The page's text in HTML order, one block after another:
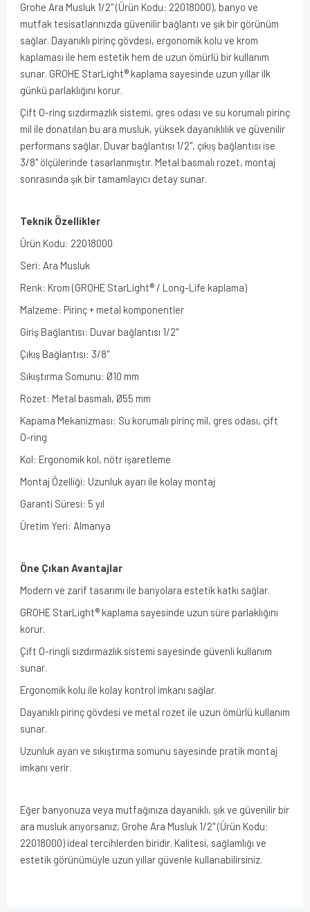
Grohe Ara Musluk 1/2" (Ürün Kodu: 22018000), banyo ve
mutfak tesisatlarınızda güvenilir bağlantı ve şık bir görünüm
sağlar. Dayanıklı pirinç gövdesi, ergonomik kolu ve krom
kaplaması ile hem estetik hem de uzun ömürlü bir kullanım
sunar. GROHE StarLight® kaplama sayesinde uzun yıllar ilk
günkü parlaklığını korur.
Çift O-ring sızdırmazlık sistemi, gres odası ve su korumalı pirinç
mil ile donatılan bu ara musluk, yüksek dayanıklılık ve güvenilir
performans sağlar. Duvar bağlantısı 1/2", çıkış bağlantısı ise
3/8" ölçülerinde tasarlanmıştır. Metal basmalı rozet, montaj
sonrasında şık bir tamamlayıcı detay sunar.
Teknik Özellikler
Ürün Kodu: 22018000
Seri: Ara Musluk
Renk: Krom (GROHE StarLight® / Long-Life kaplama)
Malzeme: Pirinç + metal komponentler
Giriş Bağlantısı: Duvar bağlantısı 1/2"
Çıkış Bağlantısı: 3/8"
Sıkıştırma Somunu: Ø10 mm
Rozet: Metal basmalı, Ø55 mm
Kapama Mekanizması: Su korumalı pirinç mil, gres odası, çift
O-ring
Kol: Ergonomik kol, nötr işaretleme
Montaj Özelliği: Uzunluk ayarı ile kolay montaj
Garanti Süresi: 5 yıl
Üretim Yeri: Almanya
Öne Çıkan Avantajlar
Modern ve zarif tasarımı ile banyolara estetik katkı sağlar.
GROHE StarLight® kaplama sayesinde uzun süre parlaklığını
korur.
Çift O-ringli sızdırmazlık sistemi sayesinde güvenli kullanım
sunar.
Ergonomik kolu ile kolay kontrol imkanı sağlar.
Dayanıklı pirinç gövdesi ve metal rozet ile uzun ömürlü kullanım
sunar.
Uzunluk ayarı ve sıkıştırma somunu sayesinde pratik montaj
imkanı verir.
Eğer banyonuza veya mutfağınıza dayanıklı, şık ve güvenilir bir
ara musluk arıyorsanız, Grohe Ara Musluk 1/2" (Ürün Kodu:
22018000) ideal tercihlerden biridir. Kalitesi, sağlamlığı ve
estetik görünümüyle uzun yıllar güvenle kullanabilirsiniz.